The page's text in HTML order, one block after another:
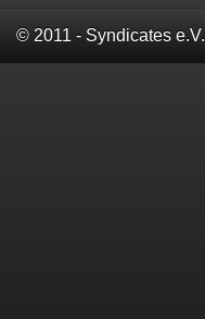
© 2011 - Syndicates e.V.